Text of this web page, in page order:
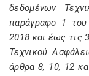
δεδομένων
παράγραφο 1
2018 και έως τις
Τεχνικού
άρθρα 8, 10, 12